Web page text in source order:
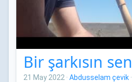
Bir şarkısın sen
21 May 2022 · Abdusselam çevik·